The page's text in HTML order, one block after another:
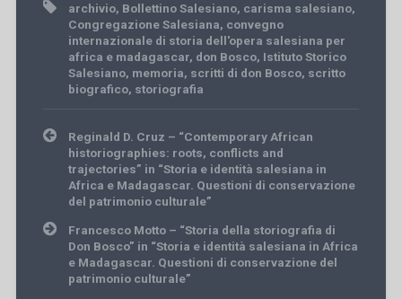
archivio, Bollettino Salesiano, carisma salesiano,
Congregazione Salesiana, convegno
internazionale di storia dell'opera salesiana per
africa e madagascar, don Bosco, Istituto Storico
Salesiano, memoria, scritti di don Bosco, scritto
biografico, storiografia
Post
navigation
Reginald D. Cruz – “Contemporary African
historiographies: roots, conflicts and
trajectories” in “Storia e identità salesiana in
Africa e Madagascar. Questioni di conservazione
del patrimonio culturale”
Francesco Motto – “Storia della storiografia di
Don Bosco” in “Storia e identità salesiana in Africa
e Madagascar. Questioni di conservazione del
patrimonio culturale”